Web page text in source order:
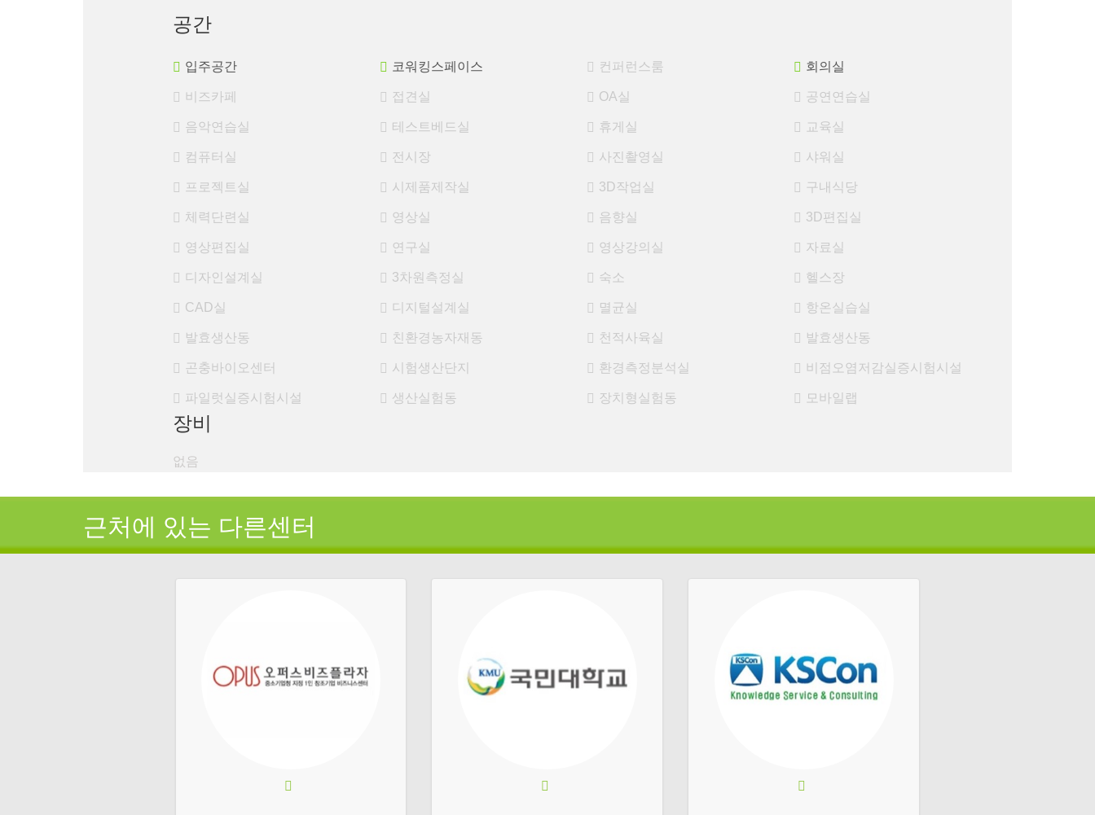
공간
입주공간 코워킹스페이스 컨퍼런스룸 회의실
비즈카페 접견실 OA실 공연연습실
음악연습실 테스트베드실 휴게실 교육실
컴퓨터실 전시장 사진촬영실 샤워실
프로젝트실 시제품제작실 3D작업실 구내식당
체력단련실 영상실 음향실 3D편집실
영상편집실 연구실 영상강의실 자료실
디자인설계실 3차원측정실 숙소 헬스장
CAD실 디지털설계실 멸균실 항온실습실
발효생산동 친환경농자재동 천적사육실 발효생산동
곤충바이오센터 시험생산단지 환경측정분석실 비점오염저감실증시험시설
파일럿실증시험시설 생산실험동 장치형실험동 모바일랩
장비
없음
근처에 있는 다른센터